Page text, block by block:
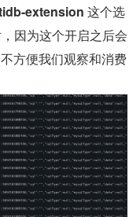
extension 这个选
因为这个开启之后会
不方便我们观察和消费